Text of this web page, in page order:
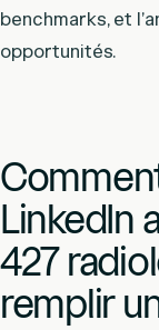
benchmarks, et
opportunités.
LinkedIn
427
remplir